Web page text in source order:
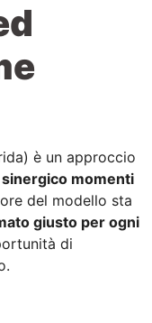
è un approccio
momenti
del modello sta
giusto per ogni
di